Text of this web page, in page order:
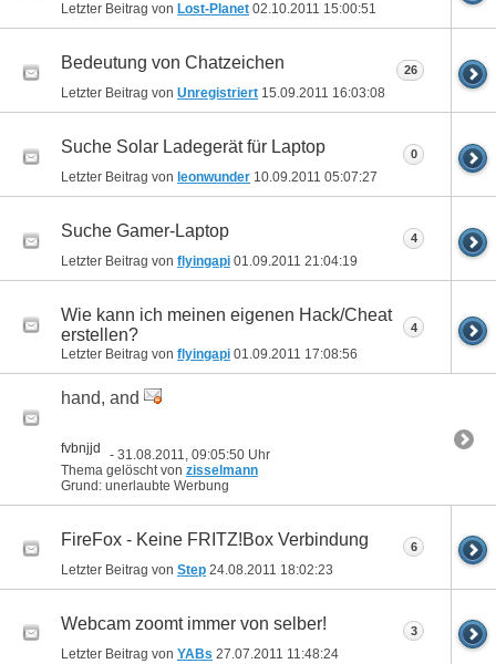
Letzter Beitrag von Lost-Planet 02.10.2011 15:00:51
Bedeutung von Chatzeichen
Letzter Beitrag von Unregistriert 15.09.2011 16:03:08
26
Suche Solar Ladegerät für Laptop
Letzter Beitrag von leonwunder 10.09.2011 05:07:27
0
Suche Gamer-Laptop
Letzter Beitrag von flyingapi 01.09.2011 21:04:19
4
Wie kann ich meinen eigenen Hack/Cheat
erstellen?
Letzter Beitrag von flyingapi 01.09.2011 17:08:56
4
hand, and
fvbnjjd
- 31.08.2011, 09:05:50 Uhr
Thema gelöscht von zisselmann
Grund: unerlaubte Werbung
FireFox - Keine FRITZ!Box Verbindung
Letzter Beitrag von Step 24.08.2011 18:02:23
6
Webcam zoomt immer von selber!
Letzter Beitrag von YABs 27.07.2011 11:48:24
3